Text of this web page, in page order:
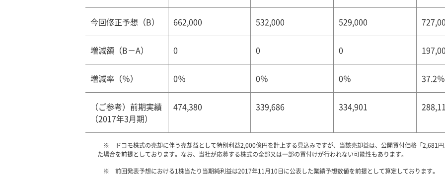
今回修正予想（B） 662,000 532,000 529,000
増減額（B－A） 0 0 0
増減率（％） 0％ 0％ 0％ 37.2％
（ご参考）前期実績
（2017年3月期）
474,380 339,686 334,901
ドコモ株式の売却に伴う売却益として特別利益2,000億円を計上する見込みですが、当該売却益は、公開買付価格「2,681
た場合を前提としております。なお、当社が応募する株式の全部又は一部の買付けが行われない可能性もあります。
前回発表予想における1株当たり当期純利益は2017年11月10日に公表した業績予想数値を前提として算定しております。